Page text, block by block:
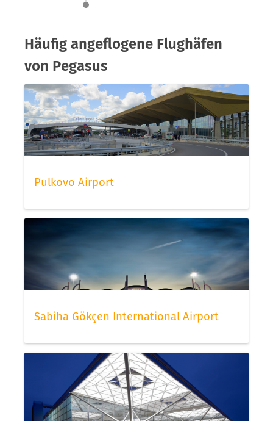
Häufig angeflogene Flughäfen
von Pegasus
Pulkovo Airport
Sabiha Gökçen International Airport